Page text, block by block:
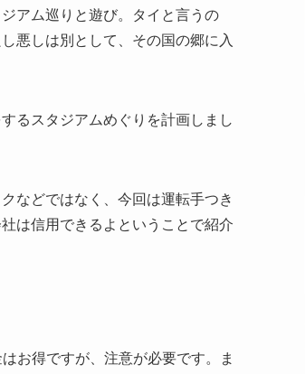
アム巡りと遊び。タイと言うの
悪しは別として、その国の郷に入
るスタジアムめぐりを計画しまし
などではなく、今回は運転手つき
は信用できるよということで紹介
お得ですが、注意が必要です。ま